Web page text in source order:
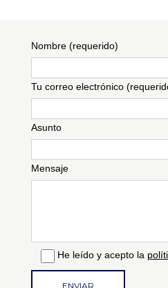
Nombre (requerido)
Tu correo electrónico
Asunto
Mensaje
He leído y acepto la